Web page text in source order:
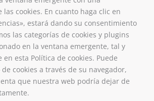
las cookies. En cuanto haga clic en
estará dando su consentimiento
las categorías de cookies y plugins
en la ventana emergente, tal y
en esta Política de cookies. Puede
cookies a través de su navegador,
que nuestra web podría dejar de